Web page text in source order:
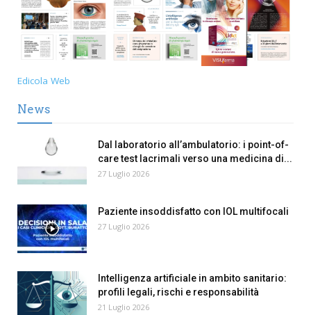
Edicola Web
News
Dal laboratorio all’ambulatorio: i point-of-
care test lacrimali verso una medicina di...
27 Luglio 2026
Paziente insoddisfatto con IOL multifocali
27 Luglio 2026
Intelligenza artificiale in ambito sanitario:
profili legali, rischi e responsabilità
21 Luglio 2026